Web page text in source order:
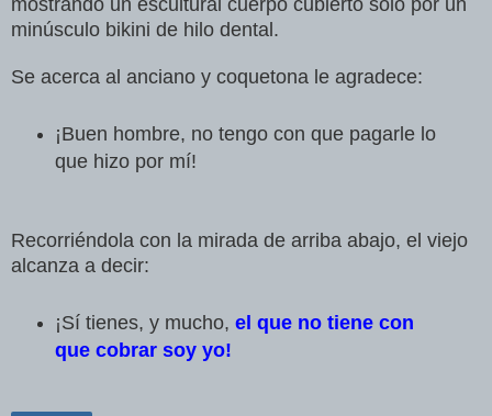
mostrando un escultural cuerpo cubierto sólo por un
minúsculo bikini de hilo dental.
Se acerca al anciano y coquetona le agradece:
¡Buen hombre, no tengo con que pagarle lo
que hizo por mí!
Recorriéndola con la mirada de arriba abajo, el viejo
alcanza a decir:
¡Sí tienes, y mucho, el que no tiene con
que cobrar soy yo!